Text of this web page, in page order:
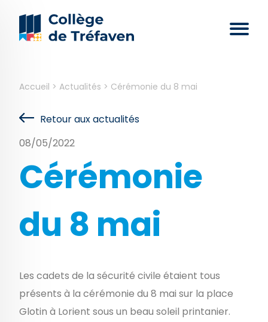
Accueil > Actualités > Cérémonie du 8 mai
Retour aux actualités
08/05/2022
Cérémonie
du 8 mai
Les cadets de la sécurité civile étaient tous
présents à la cérémonie du 8 mai sur la place
Glotin à Lorient sous un beau soleil printanier.